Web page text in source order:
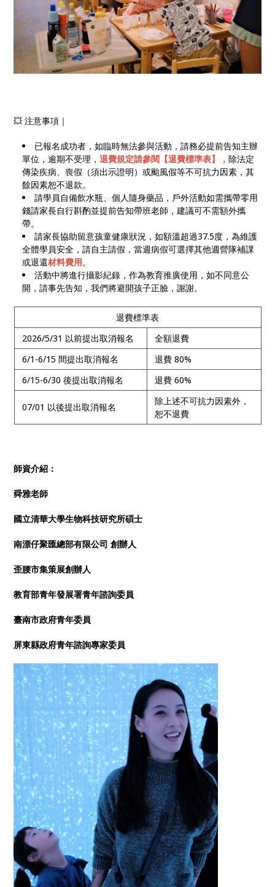
💥 注意事項｜
已報名成功者，如臨時無法參與活動，請務必提前告知主辦
單位，逾期不受理，退費規定請參閱【退費標準表】，除法定
傳染疾病、喪假（須出示證明）或颱風假等不可抗力因素，其
餘因素恕不退款。
請學員自備飲水瓶、個人隨身藥品，戶外活動如需攜帶零用
錢請家長自行斟酌並提前告知帶班老師，建議可不需額外攜
帶。
請家長協助留意孩童健康狀況，如額溫超過37.5度，為維護
全體學員安全，請自主請假，當週病假可選擇其他週營隊補課
或退還材料費用。
活動中將進行攝影紀錄，作為教育推廣使用，如不同意公
開，請事先告知，我們將避開孩子正臉，謝謝。
退費標準表
2026/5/31 以前提出取消報名
全額退費
6/1-6/15 間提出取消報名
退費 80%
6/15-6/30 後提出取消報名
退費 60%
07/01 以後提出取消報名
除上述不可抗力因素外，
恕不退費
師資介紹：
舜雅老師
國立清華大學生物科技研究所碩士
南漂仔聚匯總部有限公司 創辦人
歪腰市集策展創辦人
教育部青年發展署青年諮詢委員
臺南市政府青年委員
屏東縣政府青年諮詢專家委員